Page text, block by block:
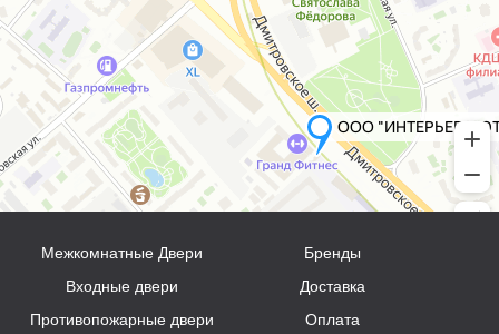
Межкомнатные Двери
Входные двери
Противопожарные двери
Бренды
Доставка
Оплата